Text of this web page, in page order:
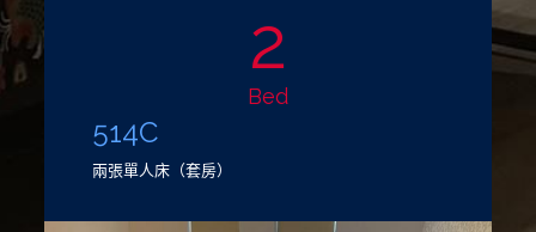
2
Bed
514C
兩張單人床（套房）